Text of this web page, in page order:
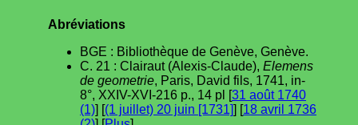
Abréviations
BGE : Bibliothèque de Genève, Genève.
C. 21 : Clairaut (Alexis-Claude), Elemens
de geometrie, Paris, David fils, 1741, in-
8°, XXIV-XVI-216 p., 14 pl [31 août 1740
(1)] [(1 juillet) 20 juin [1731]] [18 avril 1736